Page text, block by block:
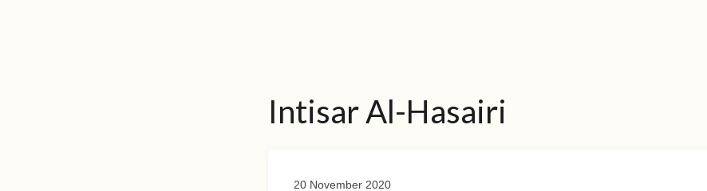
Intisar Al-Hasairi
20 November 2020